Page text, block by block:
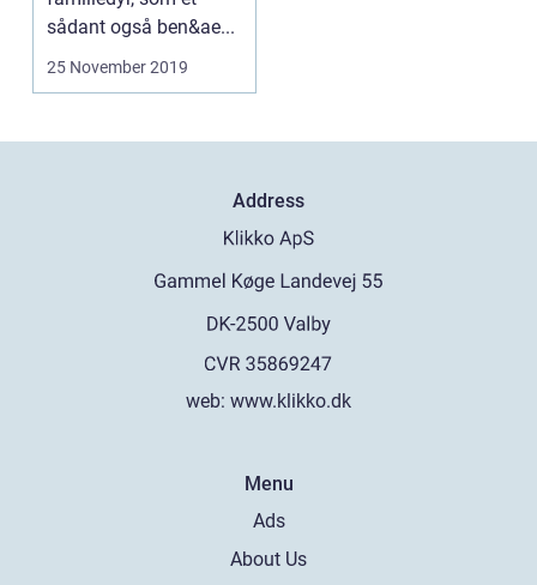
sådant også ben&ae...
25 November 2019
Address
web: www.klikko.dk
Menu
Ads
About Us